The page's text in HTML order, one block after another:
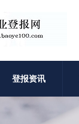
登报资讯